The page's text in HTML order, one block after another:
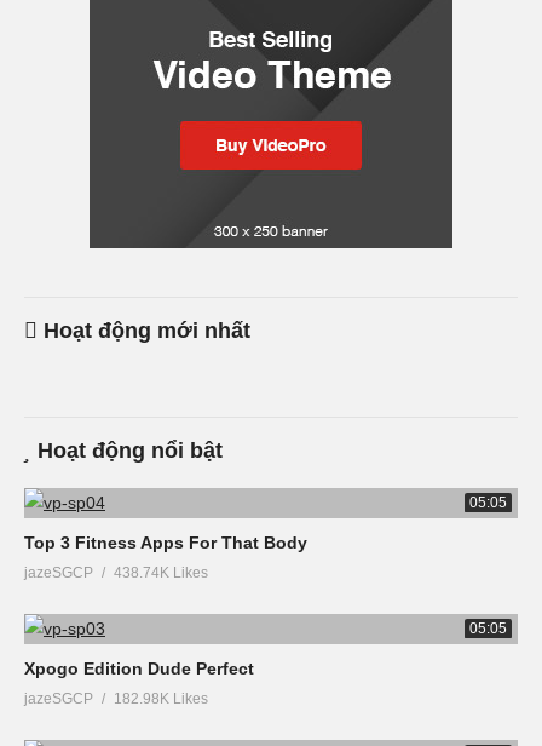
Hoạt động mới nhất
Hoạt động nổi bật
05:05
Top 3 Fitness Apps For That Body
jazeSGCP 438.74K Likes
05:05
Xpogo Edition Dude Perfect
jazeSGCP 182.98K Likes